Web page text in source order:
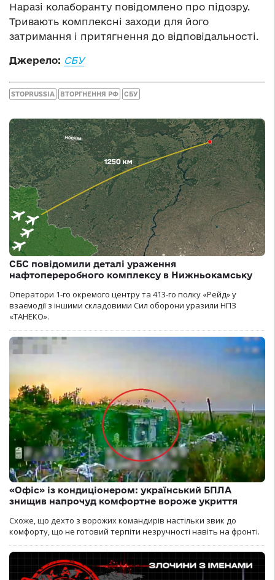
Наразі колаборанту повідомлено про підозру.
Тривають комплексні заходи для його
затримання і притягнення до відповідальності.
Джерело: СБУ
STOPRUSSIA ВТОРГНЕННЯ РФ СБУ
СБС повідомили деталі ураження
нафтопереробного комплексу в Нижньокамську
Оператори 1-го окремого центру та 413-го полку «Рейд» у
взаємодії з іншими складовими Сил оборони уразили НПЗ
«ТАНЕКО».
«Офіс» із кондиціонером: український БПЛА
знищив напрочуд комфортне вороже укриття
Схоже, що дехто з ворожих командирів настільки звик до
комфорту, що не готовий терпіти незручності навіть на фронті.